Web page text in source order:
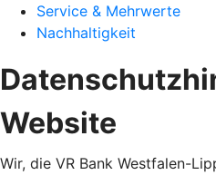
Service & Mehrwerte
Nachhaltigkeit
Website
Wir, die VR Bank Westfalen-